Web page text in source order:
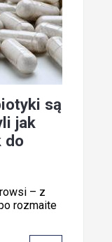
są
jak
do
– z
rozmaite